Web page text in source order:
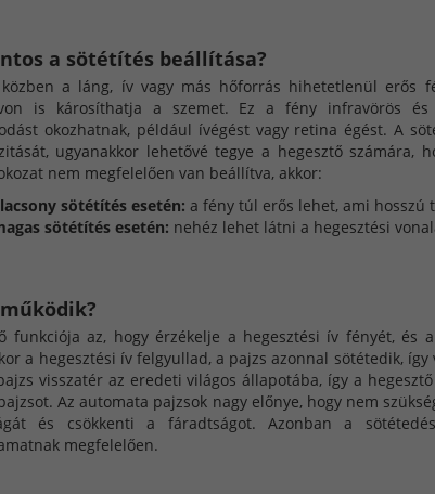
a sötétítés beállítása?
közben a láng, ív vagy más hőforrás hihetetlenül erős
is károsíthatja a szemet. Ez a fény infravörös
okozhatnak, például ívégést vagy retina égést. A
ugyanakkor lehetővé tegye a hegesztő számára,
nem megfelelően van beállítva, akkor:
sötétítés esetén: a fény túl erős lehet, ami hosszú
sötétítés esetén: nehéz lehet látni a hegesztési
funkciója az, hogy érzékelje a hegesztési ív fényét, és
a hegesztési ív felgyullad, a pajzs azonnal sötétedik,
visszatér az eredeti világos állapotába, így a
Az automata pajzsok nagy előnye, hogy nem
és csökkenti a fáradtságot. Azonban a
megfelelően.